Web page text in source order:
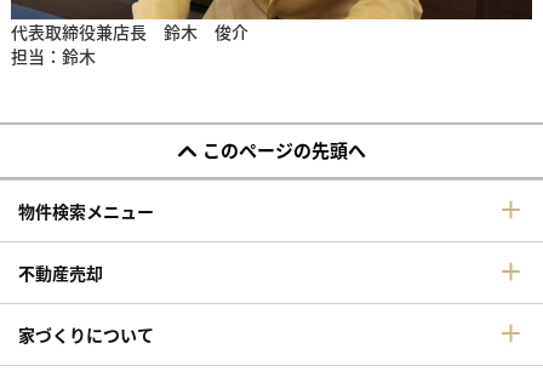
代表取締役兼店長 鈴木 俊介
担当：鈴木
このページの先頭へ
物件検索メニュー
不動産売却
家づくりについて